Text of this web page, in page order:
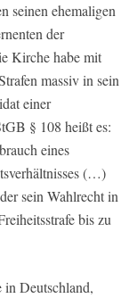
seinen ehemaligen
der
Kirche habe mit
massiv in sein
einer
§ 108 heißt es:
eines
(…)
sein Wahlrecht in
bis zu
in Deutschland,